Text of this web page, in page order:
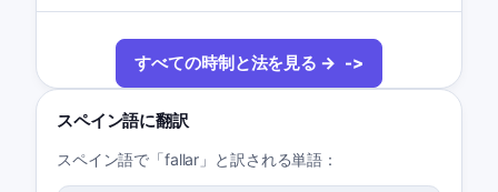
すべての時制と法を見る →
スペイン語に翻訳
スペイン語で「fallar」と訳される単語：